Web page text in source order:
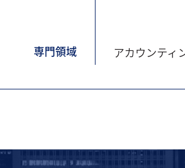
専門領域 アカウンティ